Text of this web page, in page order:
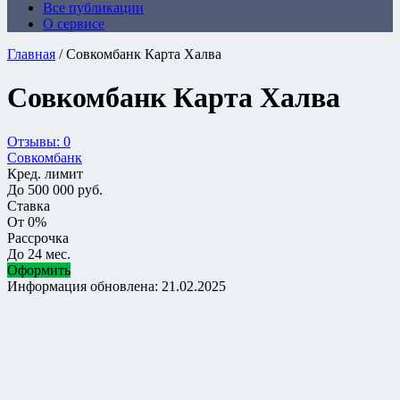
Все публикации
О сервисе
Главная /Совкомбанк Карта Халва
Совкомбанк Карта Халва
Отзывы: 0
Совкомбанк
Кред. лимит
До 500 000 руб.
Ставка
От 0%
Рассрочка
До 24 мес.
Оформить
Информация обновлена: 21.02.2025